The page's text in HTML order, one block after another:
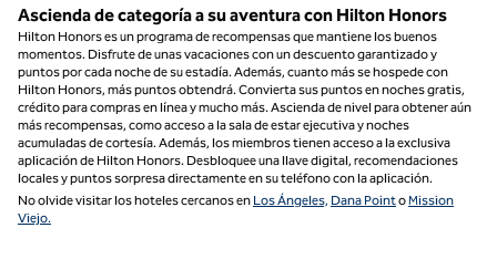
Ascienda de categoría a su aventura con Hilton Honors
Hilton Honors es un programa de recompensas que mantiene los buenos
momentos. Disfrute de unas vacaciones con un descuento garantizado y
puntos por cada noche de su estadía. Además, cuanto más se hospede con
Hilton Honors, más puntos obtendrá. Convierta sus puntos en noches gratis,
crédito para compras en línea y mucho más. Ascienda de nivel para obtener aún
más recompensas, como acceso a la sala de estar ejecutiva y noches
acumuladas de cortesía. Además, los miembros tienen acceso a la exclusiva
aplicación de Hilton Honors. Desbloquee una llave digital, recomendaciones
locales y puntos sorpresa directamente en su teléfono con la aplicación.
No olvide visitar los hoteles cercanos en Los Ángeles, Dana PointoMission
Viejo.